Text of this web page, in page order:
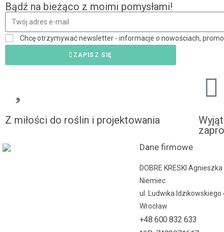
Bądź na bieżąco z moimi pomysłami!
Chcę otrzymywać newsletter - informacje o nowościach,
ZAPISZ SIĘ
Z miłości do roślin i projektowania
Dane firmowe
DOBRE KRESKI
Niemiec
ul. Ludwika Idzikowskiego
Wrocław
+48 600 832 633